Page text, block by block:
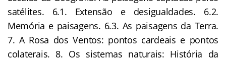
satélites. 6.1. Extensão e desigualdades. 6.2.
Memória e paisagens. 6.3. As paisagens da Terra.
7. A Rosa dos Ventos: pontos cardeais e pontos
colaterais. 8. Os sistemas naturais: História da